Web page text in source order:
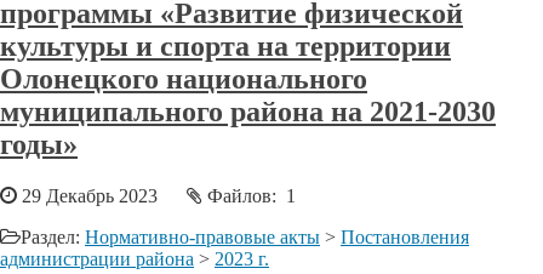
программы «Развитие физической
культуры и спорта на территории
Олонецкого национального
муниципального района на 2021-2030
годы»
29 Декабрь 2023
Файлов: 1
Раздел: Нормативно-правовые акты > Постановления
администрации района > 2023 г.